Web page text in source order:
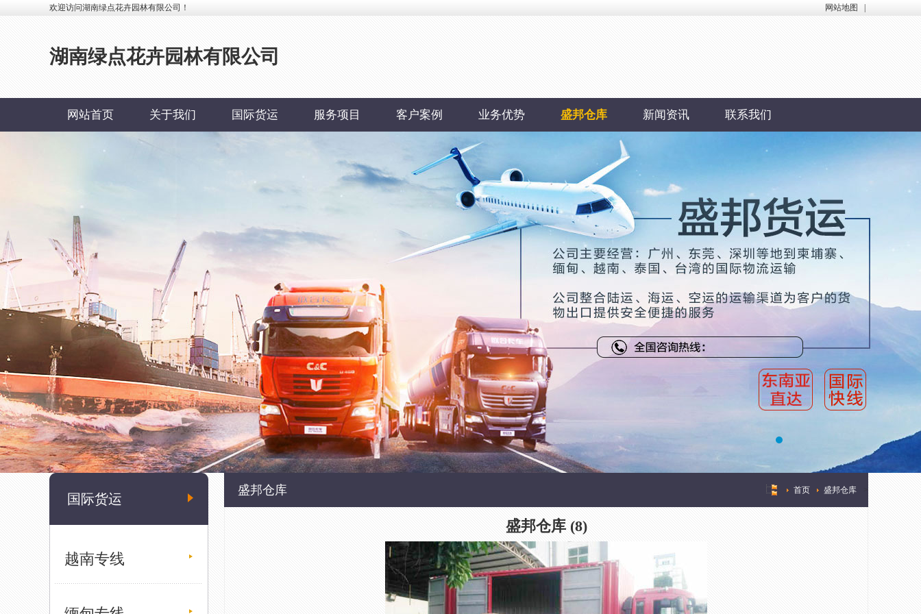
欢迎访问湖南绿点花卉园林有限公司！ 网站地图
湖南绿点花卉园林有限公司
网站首页 关于我们 国际货运 服务项目 客户案例 业务优势 盛邦仓库 新闻资讯 联系我们
国际货运
越南专线
盛邦仓库 首页 盛邦仓库
盛邦仓库 (8)